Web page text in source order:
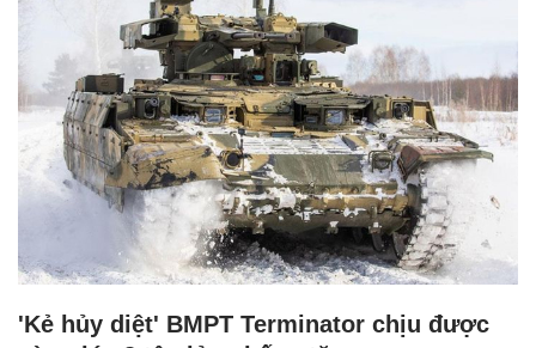
'Kẻ hủy diệt' BMPT Terminator chịu được